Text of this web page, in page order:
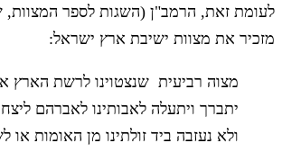
לעומת זאת, הרמב"ן (השגות לספר
מזכיר את מצוות ישיבת ארץ ישראל:
מצוה רביעית שנצטוינו לרשת הארץ
יתברך ויתעלה לאבותינו לאברהם
ולא נעזבה ביד זולתינו מן האומות או